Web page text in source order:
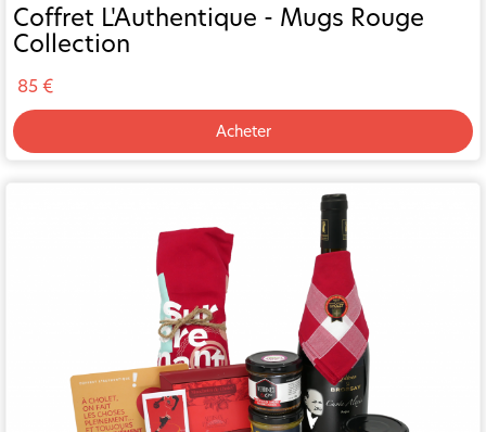
Coffret L'Authentique - Mugs Rouge
Collection
85 €
Acheter